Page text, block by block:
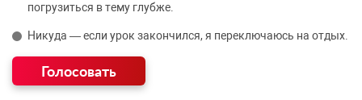
погрузиться в тему глубже.
Никуда — если урок закончился, я переключаюсь на отдых.